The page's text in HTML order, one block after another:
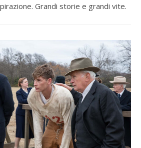
Grandi storie e grandi vite.